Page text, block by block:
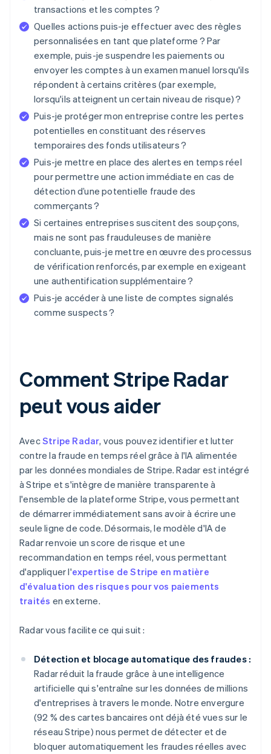
transactions et les comptes ?
Quelles actions puis-je effectuer avec des règles
personnalisées en tant que plateforme ? Par
exemple, puis-je suspendre les paiements ou
envoyer les comptes à un examen manuel lorsqu'ils
répondent à certains critères (par exemple,
lorsqu'ils atteignent un certain niveau de risque) ?
Puis-je protéger mon entreprise contre les pertes
potentielles en constituant des réserves
temporaires des fonds utilisateurs ?
Puis-je mettre en place des alertes en temps réel
pour permettre une action immédiate en cas de
détection d’une potentielle fraude des
commerçants ?
Si certaines entreprises suscitent des soupçons,
mais ne sont pas frauduleuses de manière
concluante, puis-je mettre en œuvre des processus
de vérification renforcés, par exemple en exigeant
une authentification supplémentaire ?
Puis-je accéder à une liste de comptes signalés
comme suspects ?
Comment Stripe Radar
peut vous aider
AvecStripe Radar, vous pouvez identifier et lutter
contre la fraude en temps réel grâce à l'IA alimentée
par les données mondiales de Stripe. Radar est intégré
à Stripe et s'intègre de manière transparente à
l'ensemble de la plateforme Stripe, vous permettant
de démarrer immédiatement sans avoir à écrire une
seule ligne de code. Désormais, le modèle d'IA de
Radar renvoie un score de risque et une
recommandation en temps réel, vous permettant
d'appliquer l'expertise de Stripe en matière
d'évaluation des risques pour vos paiements
traités en externe.
Radar vous facilite ce qui suit :
Détection et blocage automatique des fraudes :
Radar réduit la fraude grâce à une intelligence
artificielle qui s'entraîne sur les données de millions
d'entreprises à travers le monde. Notre envergure
(92 % des cartes bancaires ont déjà été vues sur le
réseau Stripe) nous permet de détecter et de
bloquer automatiquement les fraudes réelles avec